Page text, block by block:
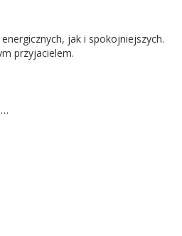
jak i spokojniejszych.
przyjacielem.